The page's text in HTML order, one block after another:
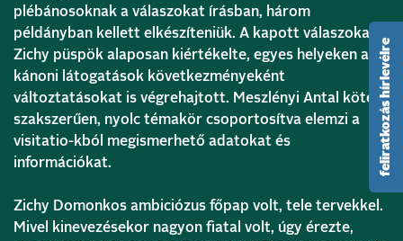
plébánosoknak a válaszokat írásban, három
példányban kellett elkészíteniük. A kapott válaszokat
Zichy püspök alaposan kiértékelte, egyes helyeken a
kánoni látogatások következményeként
változtatásokat is végrehajtott. Meszlényi Antal kötete
szakszerűen, nyolc témakör csoportosítva elemzi a
visitatio-kból megismerhető adatokat és
információkat.
Zichy Domonkos ambiciózus főpap volt, tele tervekkel.
Mivel kinevezésekor nagyon fiatal volt, úgy érezte,
feliratkozás hírlevélre